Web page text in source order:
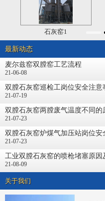
石灰窑1
最新动态
麦尔兹窑双膛窑工艺流程
21-06-08
双膛石灰窑巡检工岗位安全注意
21-07-19
双膛石灰窑两膛废气温度不同的
21-07-23
双膛石灰窑炉煤气加压站岗位安
21-07-23
工业双膛石灰窑的喷枪堵塞原因
21-08-09
关于我们